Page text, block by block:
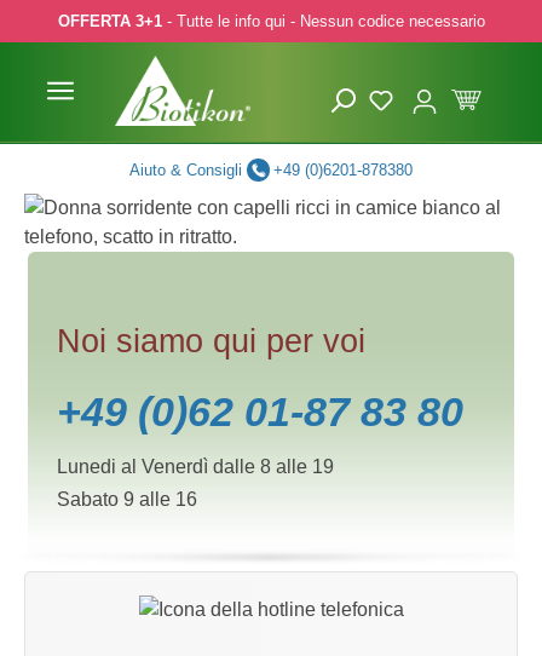
to main content
Skip to search
Skip to main navigation
OFFERTA 3+1- Tutte le info qui - Nessun codice necessario
Aiuto & Consigli +49 (0)6201-878380
Noi siamo qui per voi
+49 (0)62 01-87 83 80
Lunedi al Venerdì dalle 8 alle 19
Sabato 9 alle 16